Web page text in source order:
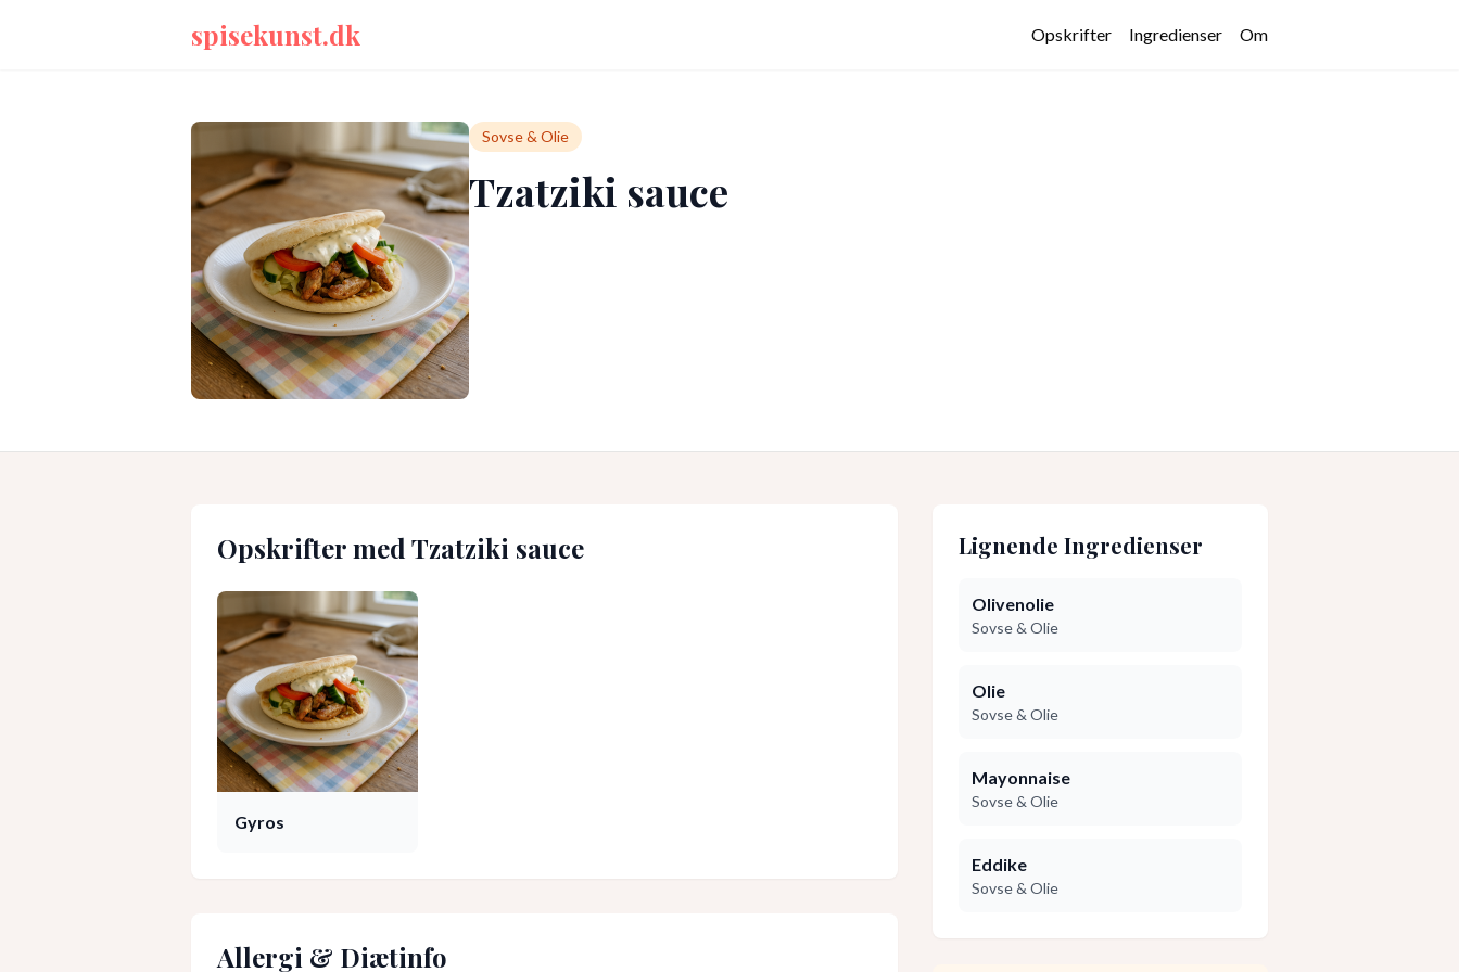
spisekunst.dk Opskrifter Ingredienser Om
Sovse & Olie
Tzatziki sauce
Opskrifter med Tzatziki sauce
Gyros
Allergi & Diætinfo
Lignende Ingredienser
Olivenolie
Sovse & Olie
Olie
Sovse & Olie
Mayonnaise
Sovse & Olie
Eddike
Sovse & Olie